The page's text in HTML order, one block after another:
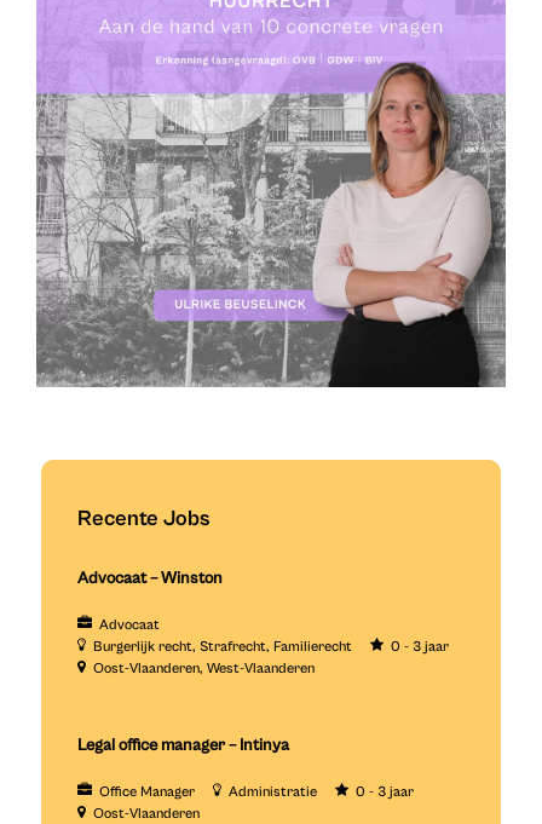
Recente Jobs
Advocaat – Winston
Advocaat
Burgerlijk recht Strafrecht Familierecht
0 - 3 jaar
Oost-Vlaanderen West-Vlaanderen
Legal office manager – Intinya
Office Manager Administratie
0 - 3 jaar
Oost-Vlaanderen